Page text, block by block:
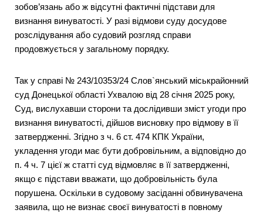
зобов’язань або ж відсутні фактичні підстави для
визнання винуватості. У разі відмови суду досудове
розслідування або судовий розгляд справи
продовжується у загальному порядку.
Так у справі № 243/10353/24 Слов`янський міськрайонний
суд Донецької області Ухвалою від 28 січня 2025 року,
Суд, вислухавши сторони та дослідивши зміст угоди про
визнання винуватості, дійшов висновку про відмову в її
затвердженні. Згідно з ч. 6 ст. 474 КПК України,
укладення угоди має бути добровільним, а відповідно до
п. 4 ч. 7 цієї ж статті суд відмовляє в її затвердженні,
якщо є підстави вважати, що добровільність була
порушена. Оскільки в судовому засіданні обвинувачена
заявила, що не визнає своєї винуватості в повному